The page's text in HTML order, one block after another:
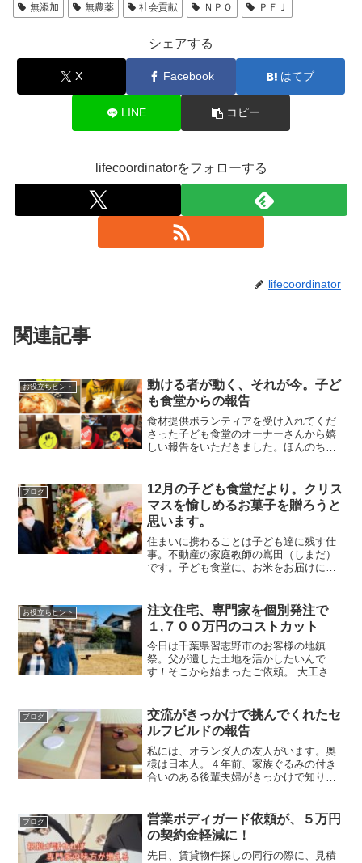
無添加
無農薬 社会貢献 ＮＰＯ ＰＦＪ
シェアする
X Facebook はてブ
LINE コピー
lifecoordinatorをフォローする
lifecoordinator
関連記事
お役立ちヒント
動ける者が動く、それが今。子ど
も食堂からの報告
食材提供ボランティアを受け入れてくだ
さった子ども食堂のオーナーさんから嬉
しい報告をいただきました。ほんのちょ
果･･･
ブログ
12月の子ども食堂だより。クリス
マスを愉しめるお菓子を贈ろうと
思います。
住まいに携わることは子ども達に残す仕
事。不動産の家庭教師の嶌田（しまだ）
です。子ども食堂に、お米をお届けに行
ん数があるわけじゃないのに、子ども達
がお菓子をひとつ分けてく...
お役立ちヒント
注文住宅、専門家を個別発注で
１,７００万円のコストカット
今日は千葉県習志野市のお客様の地鎮
祭。父が遺した土地を活かしたいんで
す！そこから始まったご依頼。 大工さん
しのお金も理解したい 不動産屋さんでは
出来ない相談まで出来るこ...
ブログ
交流がきっかけで挑んでくれたセ
ルフビルドの報告
私には、オランダ人の友人がいます。奥
様は日本人。４年前、家族ぐるみの付き
合いのある後輩夫婦がきっかけで知り合
会に参加。勢いって大切（笑）新郎のご
両親も二次会に参加されて...
ブログ
営業ボディガード依頼が、５万円
の契約金軽減に！
先日、賃貸物件探しの同行の際に、見積